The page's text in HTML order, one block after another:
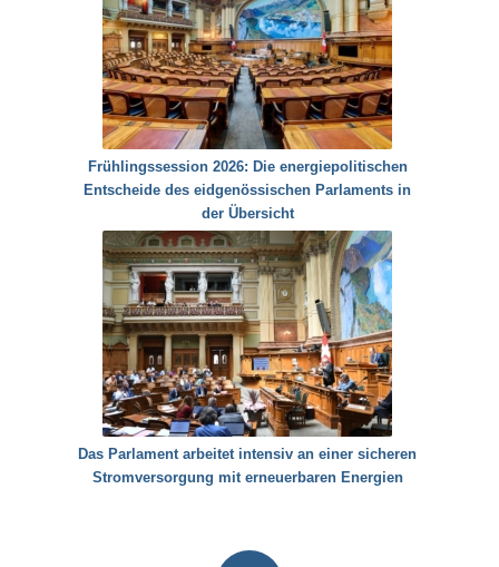
Frühlingssession 2026: Die energiepolitischen
Entscheide des eidgenössischen Parlaments in
der Übersicht
Das Parlament arbeitet intensiv an einer sicheren
Stromversorgung mit erneuerbaren Energien